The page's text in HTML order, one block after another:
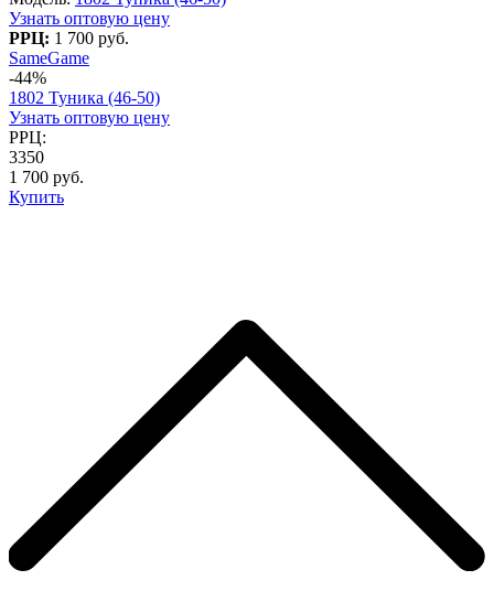
Узнать оптовую цену
РРЦ: 1 700 руб.
SameGame
-44%
1802 Туника (46-50)
Узнать оптовую цену
РРЦ:
3350
1 700 руб.
Купить